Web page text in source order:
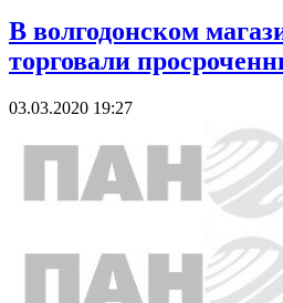
В волгодонском
торговали
03.03.2020 19:27